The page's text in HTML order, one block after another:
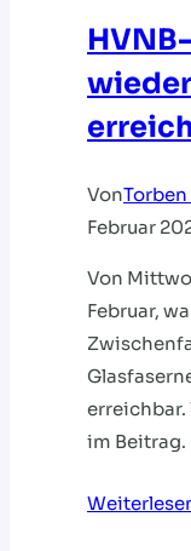
Von
Februar
Von
Februar,
erreichbar.
im Beitrag.